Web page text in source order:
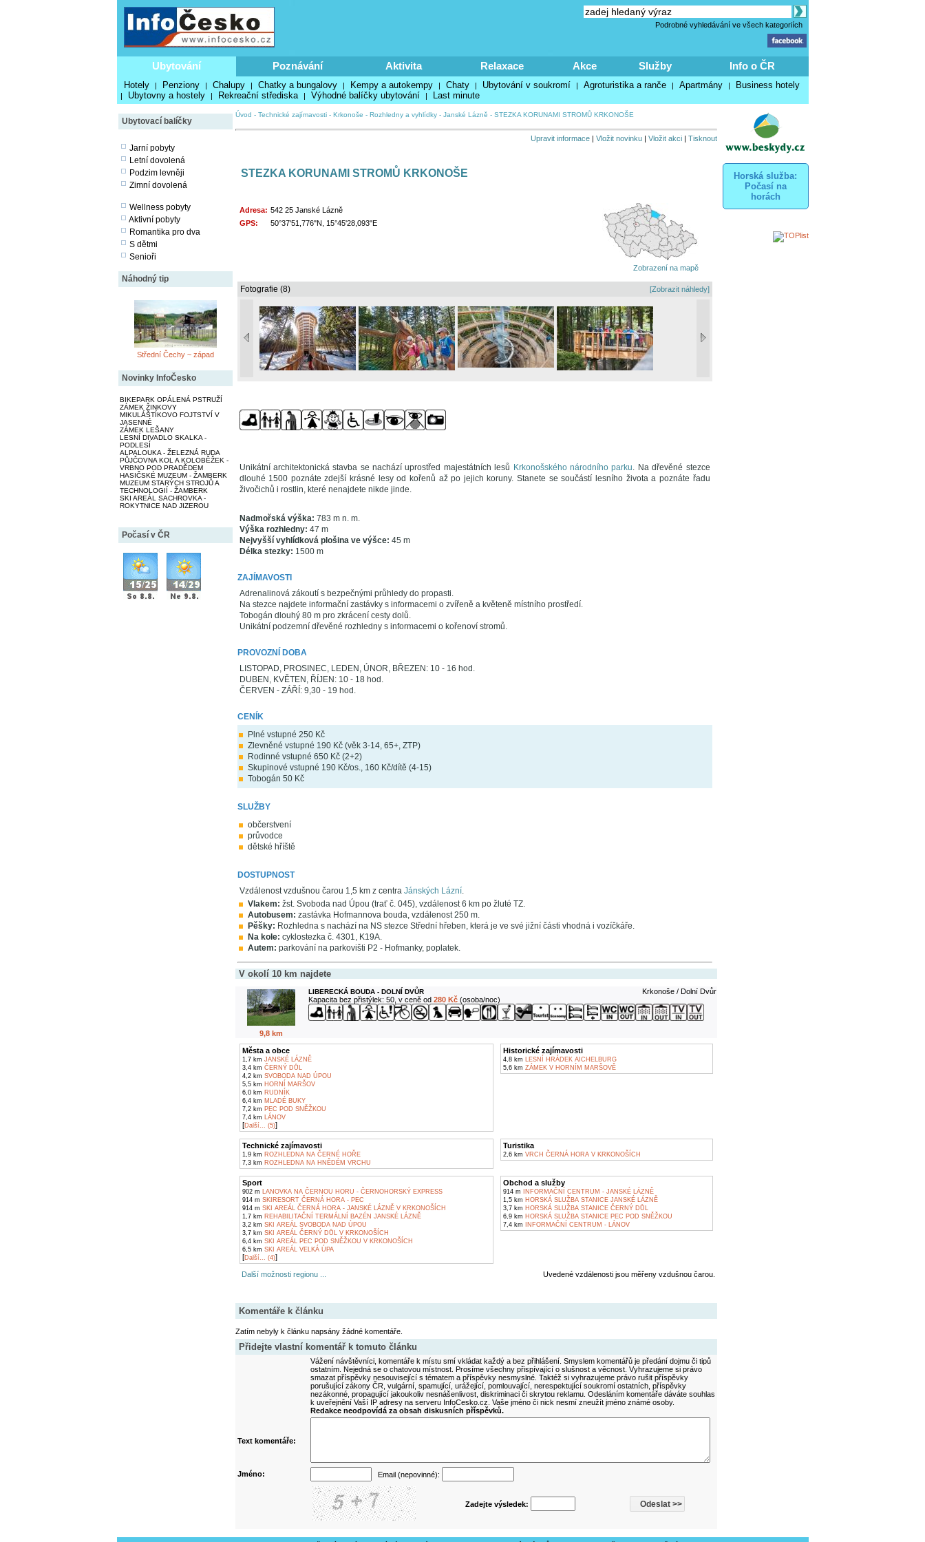
Podrobné vyhledávání ve všech kategoriích
Ubytování Poznávání Aktivita Relaxace Akce Služby Info o ČR
Hotely | Penziony | Chalupy | Chatky a bungalovy | Kempy a autokempy | Chaty | Ubytování v soukromí | Agroturistika a ranče | Apartmány | Business hotely
| Ubytovny a hostely | Rekreační střediska | Výhodné balíčky ubytování | Last minute
Ubytovací balíčky
Jarní pobyty
Letní dovolená
Podzim levněji
Zimní dovolená
Wellness pobyty
Aktivní pobyty
Romantika pro dva
S dětmi
Senioři
Náhodný tip
Střední Čechy ~ západ
Novinky InfoČesko
BIKEPARK OPÁLENÁ PSTRUŽÍ
ZÁMEK ŽINKOVY
MIKULÁŠTÍKOVO FOJTSTVÍ V
JASENNÉ
ZÁMEK LEŠANY
LESNÍ DIVADLO SKALKA -
PODLESÍ
ALPALOUKA - ŽELEZNÁ RUDA
PŮJČOVNA KOL A KOLOBĚŽEK -
VRBNO POD PRADĚDEM
HASIČSKÉ MUZEUM - ŽAMBERK
MUZEUM STARÝCH STROJŮ A
TECHNOLOGIÍ - ŽAMBERK
SKI AREÁL SACHROVKA -
ROKYTNICE NAD JIZEROU
Počasí v ČR
Úvod - Technické zajímavosti- Krkonoše - Rozhledny a vyhlídky- Janské Lázně - STEZKA KORUNAMI STROMŮ KRKONOŠE
Upravit informace| Vložit novinku| Vložit akci| Tisknout
STEZKA KORUNAMI STROMŮ KRKONOŠE
Adresa: 542 25 Janské Lázně
GPS:
50°37'51,776"N, 15°45'28,093"E
Zobrazení na mapě
Fotografie (8) [Zobrazit náhledy]
Unikátní architektonická stavba se nachází uprostřed majestátních lesů Krkonošského národního parku. Na dřevěné stezce
dlouhé 1500 poznáte zdejší krásné lesy od kořenů až po jejich koruny. Stanete se součástí lesního života a poznáte řadu
živočichů i rostlin, které nenajdete nikde jinde.
Nadmořská výška: 783 m n. m.
Výška rozhledny: 47 m
Nejvyšší vyhlídková plošina ve výšce: 45 m
Délka stezky: 1500 m
ZAJÍMAVOSTI
Adrenalinová zákoutí s bezpečnými průhledy do propasti.
Na stezce najdete informační zastávky s informacemi o zvířeně a květeně místního prostředí.
Tobogán dlouhý 80 m pro zkrácení cesty dolů.
Unikátní podzemní dřevěné rozhledny s informacemi o kořenoví stromů.
PROVOZNÍ DOBA
LISTOPAD, PROSINEC, LEDEN, ÚNOR, BŘEZEN: 10 - 16 hod.
DUBEN, KVĚTEN, ŘÍJEN: 10 - 18 hod.
ČERVEN - ZÁŘÍ: 9,30 - 19 hod.
CENÍK
Plné vstupné 250 Kč
Zlevněné vstupné 190 Kč (věk 3-14, 65+, ZTP)
Rodinné vstupné 650 Kč (2+2)
Skupinové vstupné 190 Kč/os., 160 Kč/dítě (4-15)
Tobogán 50 Kč
SLUŽBY
občerstvení
průvodce
dětské hříště
DOSTUPNOST
Vzdálenost vzdušnou čarou 1,5 km z centra Jánských Lázní.
Vlakem: žst. Svoboda nad Úpou (trať č. 045), vzdálenost 6 km po žluté TZ.
Autobusem: zastávka Hofmannova bouda, vzdálenost 250 m.
Pěšky: Rozhledna s nachází na NS stezce Střední hřeben, která je ve své jižní části vhodná i vozíčkáře.
Na kole: cyklostezka č. 4301, K19A.
Autem: parkování na parkovišti P2 - Hofmanky, poplatek.
V okolí 10 km najdete
9,8 km
LIBERECKÁ BOUDA - DOLNÍ DVŮR
Krkonoše / Dolní Dvůr
Kapacita bez přistýlek: 50, v ceně od 280 Kč(osoba/noc)
Města a obce
1,7 km JANSKÉ LÁZNĚ
3,4 km ČERNÝ DŮL
4,2 km SVOBODA NAD ÚPOU
5,5 km HORNÍ MARŠOV
6,0 km RUDNÍK
6,4 km MLADÉ BUKY
7,2 km PEC POD SNĚŽKOU
7,4 km LÁNOV
[Další... (5)]
Historické zajímavosti
4,8 km LESNÍ HRÁDEK AICHELBURG
5,6 km ZÁMEK V HORNÍM MARŠOVĚ
Technické zajímavosti
1,9 km ROZHLEDNA NA ČERNÉ HOŘE
7,3 km ROZHLEDNA NA HNĚDÉM VRCHU
Turistika
2,6 km VRCH ČERNÁ HORA V KRKONOŠÍCH
Sport
902 m LANOVKA NA ČERNOU HORU - ČERNOHORSKÝ EXPRESS
914 m SKIRESORT ČERNÁ HORA - PEC
914 m SKI AREÁL ČERNÁ HORA - JANSKÉ LÁZNĚ V KRKONOŠÍCH
1,7 km REHABILITAČNÍ TERMÁLNÍ BAZÉN JANSKÉ LÁZNĚ
3,2 km SKI AREÁL SVOBODA NAD ÚPOU
3,7 km SKI AREÁL ČERNÝ DŮL V KRKONOŠÍCH
6,4 km SKI AREÁL PEC POD SNĚŽKOU V KRKONOŠÍCH
6,5 km SKI AREÁL VELKÁ ÚPA
[Další... (4)]
Obchod a služby
914 m INFORMAČNÍ CENTRUM - JANSKÉ LÁZNĚ
1,5 km HORSKÁ SLUŽBA STANICE JANSKÉ LÁZNĚ
3,7 km HORSKÁ SLUŽBA STANICE ČERNÝ DŮL
6,9 km HORSKÁ SLUŽBA STANICE PEC POD SNĚŽKOU
7,4 km INFORMAČNÍ CENTRUM - LÁNOV
Další možnosti regionu ... Uvedené vzdálenosti jsou měřeny vzdušnou čarou.
Komentáře k článku
Zatím nebyly k článku napsány žádné komentáře.
Přidejte vlastní komentář k tomuto článku
Vážení návštěvníci, komentáře k místu smí vkládat každý a bez přihlášení. Smyslem komentářů je předání dojmu či tipů
ostatním. Nejedná se o chatovou místnost. Prosíme všechny přispívající o slušnost a věcnost. Vyhrazujeme si právo
smazat příspěvky nesouvisející s tématem a příspěvky nesmyslné. Taktéž si vyhrazujeme právo rušit příspěvky
porušující zákony ČR, vulgární, spamující, urážející, pomlouvající, nerespektující soukromí ostatních, příspěvky
nezákonné, propagující jakoukoliv nesnášenlivost, diskriminaci či skrytou reklamu. Odesláním komentáře dáváte souhlas
k uveřejnění Vaší IP adresy na serveru InfoCesko.cz. Vaše jméno či nick nesmí zneužít jméno známé osoby.
Redakce neodpovídá za obsah diskusních příspěvků.
Text komentáře:
Jméno: Email (nepovinné):
Zadejte výsledek:
Horská služba:
Počasí na
horách